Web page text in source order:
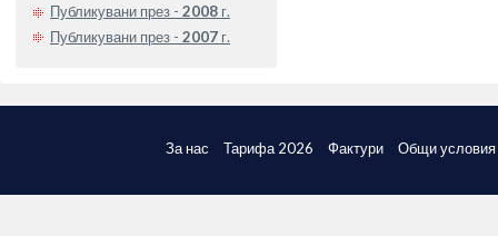
Публикувани през - 2008 г.
Публикувани през - 2007 г.
За нас Тарифа 2026 Фактури Общи условия